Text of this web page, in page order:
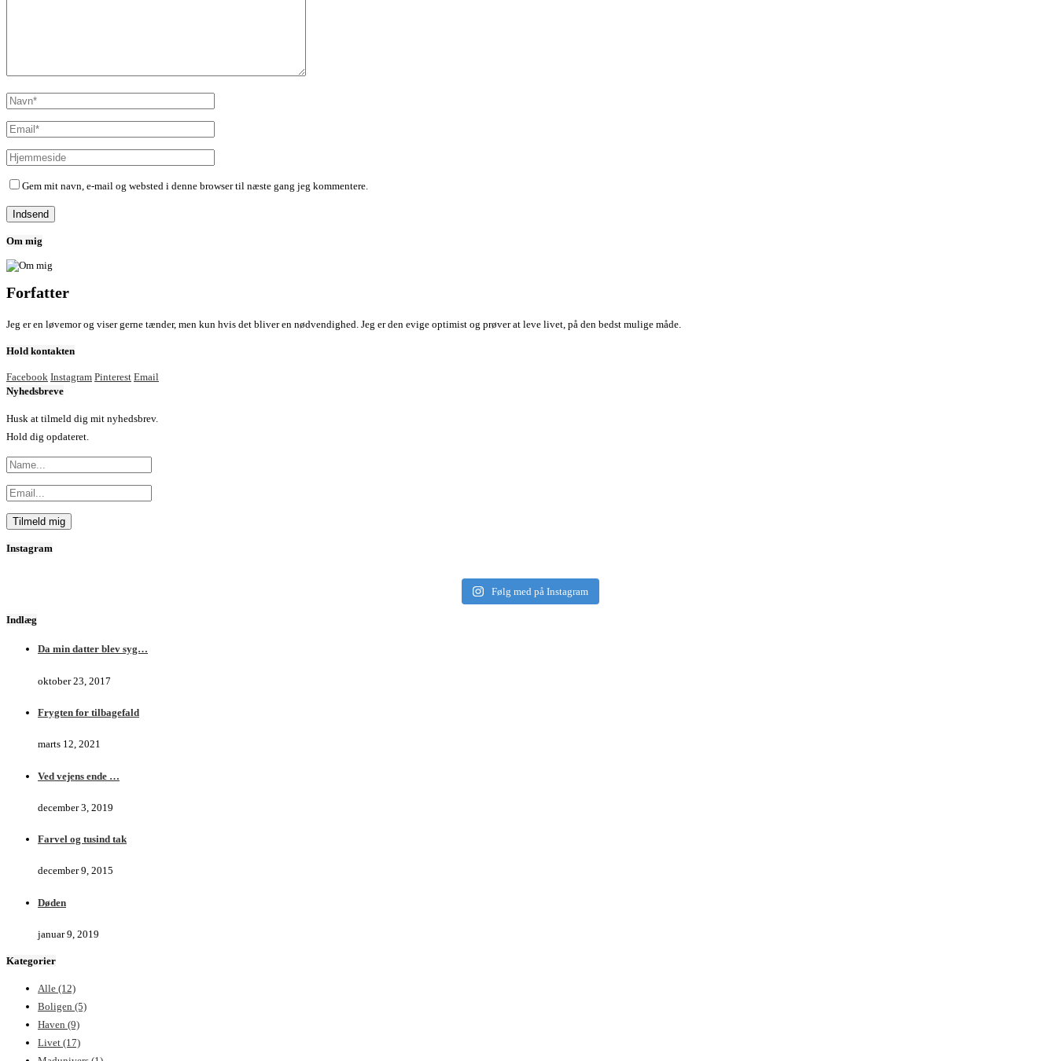
Gem mit navn, e-mail og websted i denne browser til næste gang jeg kommentere.
Om mig
Forfatter
Jeg er en løvemor og viser gerne tænder, men kun hvis det bliver en nødvendighed. Jeg er den evige optimist og prøver at leve livet, på den bedst mulige måde.
Hold kontakten
Facebook Instagram Pinterest Email
Nyhedsbreve
Husk at tilmeld dig mit nyhedsbrev.
Hold dig opdateret.
Instagram
Følg med på Instagram
Indlæg
Da min datter blev syg…
oktober 23, 2017
Frygten for tilbagefald
marts 12, 2021
Ved vejens ende …
december 3, 2019
Farvel og tusind tak
december 9, 2015
Døden
januar 9, 2019
Kategorier
Alle (12)
Boligen (5)
Haven (9)
Livet (17)